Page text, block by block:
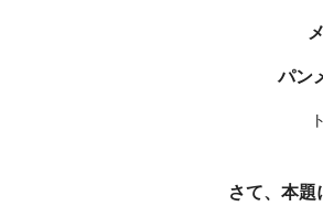
パン
さて、本